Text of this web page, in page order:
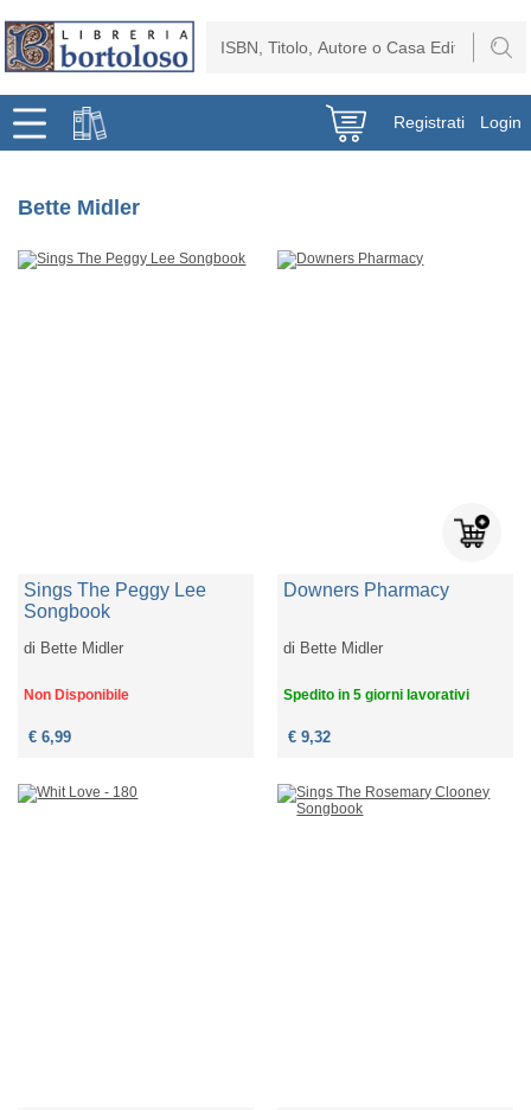
Registrati Login
Bette Midler
Sings The Peggy Lee
Songbook
di Bette Midler
Non Disponibile
€ 6,99
Downers Pharmacy
di Bette Midler
Spedito in 5 giorni lavorativi
€ 9,32